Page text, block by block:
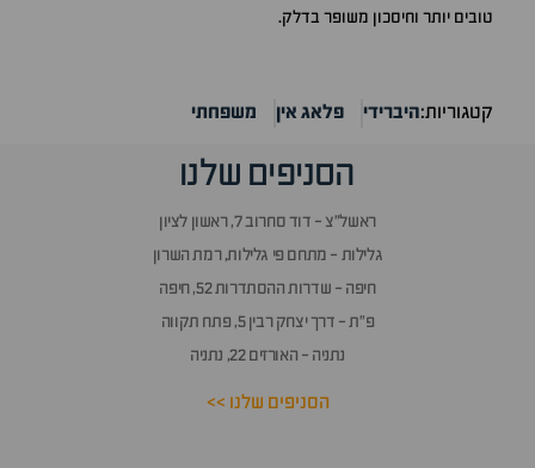
טובים יותר וחיסכון משופר בדלק.
קטגוריות:היברידי פלאג אין משפחתי
הסניפים שלנו
ראשל״צ - דוד סחרוב 7, ראשון לציון
גלילות - מתחם פי גלילות, רמת השרון
חיפה - שדרות ההסתדרות 52, חיפה
פ״ת - דרך יצחק רבין 5, פתח תקווה
נתניה - האורזים 22, נתניה
הסניפים שלנו >>